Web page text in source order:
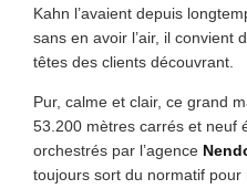
Kahn l’avaient depuis
sans en avoir l’air, il convient
têtes des clients découvrant.
Pur, calme et clair, ce grand
53.200 mètres carrés et neuf
orchestrés par l’agence
toujours sort du normatif